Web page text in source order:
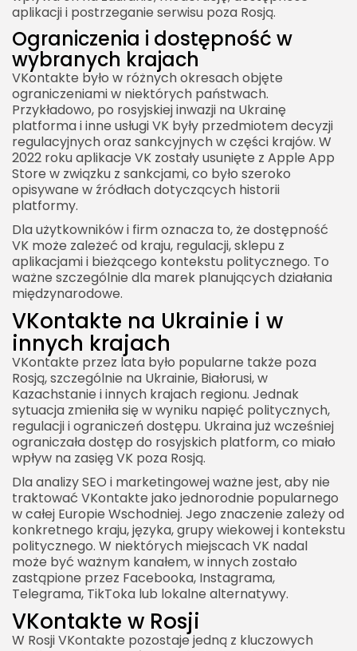
aplikacji i postrzeganie serwisu poza Rosją.
Ograniczenia i dostępność w
wybranych krajach
VKontakte było w różnych okresach objęte
ograniczeniami w niektórych państwach.
Przykładowo, po rosyjskiej inwazji na Ukrainę
platforma i inne usługi VK były przedmiotem decyzji
regulacyjnych oraz sankcyjnych w części krajów. W
2022 roku aplikacje VK zostały usunięte z Apple App
Store w związku z sankcjami, co było szeroko
opisywane w źródłach dotyczących historii
platformy.
Dla użytkowników i firm oznacza to, że dostępność
VK może zależeć od kraju, regulacji, sklepu z
aplikacjami i bieżącego kontekstu politycznego. To
ważne szczególnie dla marek planujących działania
międzynarodowe.
VKontakte na Ukrainie i w
innych krajach
VKontakte przez lata było popularne także poza
Rosją, szczególnie na Ukrainie, Białorusi, w
Kazachstanie i innych krajach regionu. Jednak
sytuacja zmieniła się w wyniku napięć politycznych,
regulacji i ograniczeń dostępu. Ukraina już wcześniej
ograniczała dostęp do rosyjskich platform, co miało
wpływ na zasięg VK poza Rosją.
Dla analizy SEO i marketingowej ważne jest, aby nie
traktować VKontakte jako jednorodnie popularnego
w całej Europie Wschodniej. Jego znaczenie zależy od
konkretnego kraju, języka, grupy wiekowej i kontekstu
politycznego. W niektórych miejscach VK nadal
może być ważnym kanałem, w innych zostało
zastąpione przez Facebooka, Instagrama,
Telegrama, TikToka lub lokalne alternatywy.
VKontakte w Rosji
W Rosji VKontakte pozostaje jedną z kluczowych